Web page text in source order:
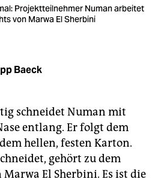
Projektteilnehmer Numan arbeitet
von Marwa El Sherbini
Baeck
schneidet Numan mit
entlang. Er folgt dem
hellen, festen Karton.
gehört zu dem
El Sherbini. Es ist die